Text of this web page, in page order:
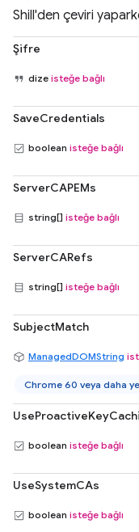
Shill'den çeviri
Şifre
dize isteğe bağlı
SaveCredentials
boolean isteğe bağlı
ServerCAPEMs
string[] isteğe bağlı
ServerCARefs
string[] isteğe bağlı
SubjectMatch
ManagedDOMString
Chrome 60 veya daha
boolean isteğe bağlı
UseSystemCAs
boolean isteğe bağlı